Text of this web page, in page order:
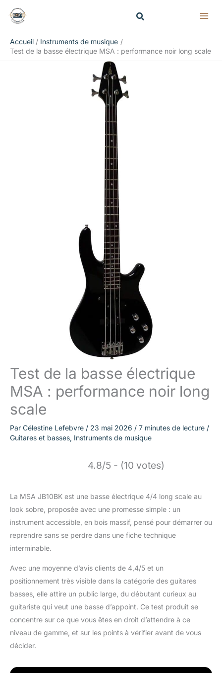
Accueil
Instruments de musique
Test de la basse électrique MSA : performance noir long scale
Test de la basse électrique
MSA : performance noir long
scale
Par Célestine Lefebvre / 23 mai 2026 / 7 minutes de lecture /
Guitares et basses, Instruments de musique
4.8/5 - (10 votes)
La MSA JB10BK est une basse électrique 4/4 long scale au
look sobre, proposée avec une promesse simple : un
instrument accessible, en bois massif, pensé pour démarrer ou
reprendre sans se perdre dans une fiche technique
interminable.
Avec une moyenne d’avis clients de 4,4/5 et un
positionnement très visible dans la catégorie des guitares
basses, elle attire un public large, du débutant curieux au
guitariste qui veut une basse d’appoint. Ce test produit se
concentre sur ce que vous êtes en droit d’attendre à ce
niveau de gamme, et sur les points à vérifier avant de vous
décider.
Rechercher